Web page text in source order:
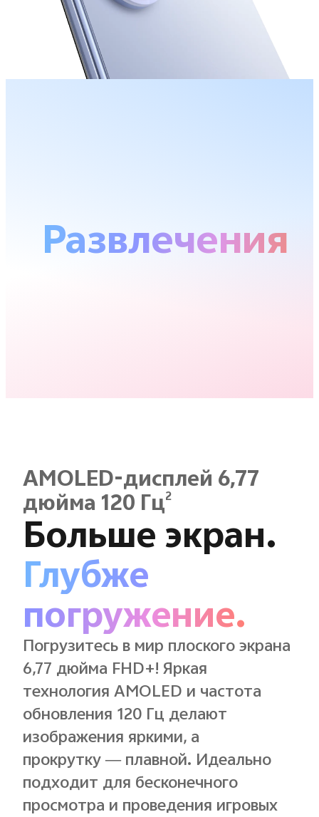
Развлечения
AMOLED-дисплей 6,77
дюйма 120 Гц2
Больше экран.
Глубже
погружение.
Погрузитесь в мир плоского экрана
6,77 дюйма FHD+! Яркая
технология AMOLED и частота
обновления 120 Гц делают
изображения яркими, а
прокрутку — плавной. Идеально
подходит для бесконечного
просмотра и проведения игровых